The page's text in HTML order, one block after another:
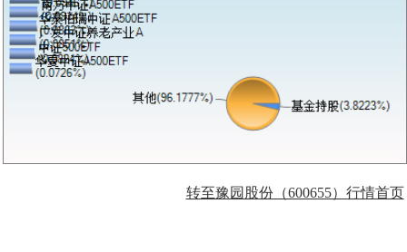
转至豫园股份（600655）行情首页